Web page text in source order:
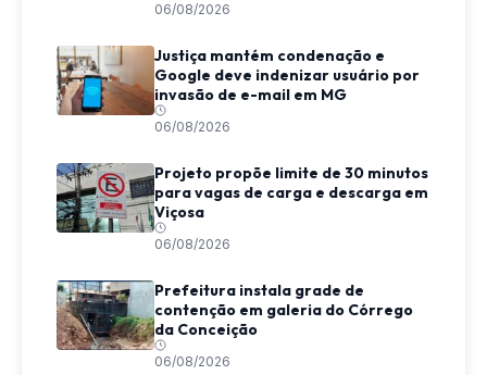
06/08/2026
Justiça mantém condenação e
Google deve indenizar usuário por
invasão de e-mail em MG
06/08/2026
Projeto propõe limite de 30 minutos
para vagas de carga e descarga em
Viçosa
06/08/2026
Prefeitura instala grade de
contenção em galeria do Córrego
da Conceição
06/08/2026